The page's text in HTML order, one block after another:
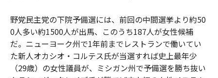
野党民主党の下院予備選には、前回の中間選挙より約50
0人多い約1500人が出馬、このうち187人が女性候補
だ。ニューヨーク州で1年前までレストランで働いてい
た新人オカシオ・コルテス氏が当選すれば史上最年少
（29歳）の女性議員が、ミシガン州で予備選を勝ち抜い